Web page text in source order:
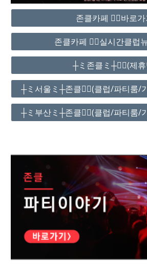
존클카페 ❤️‍🔥바로가
존클카페 ❤️‍🔥실시간클럽
┼ミ존클ミ┼❤️‍🔥(제
┼ミ서울ミ┼존클❤️‍🔥(클럽/파티룸/
┼ミ부산ミ┼존클❤️‍🔥(클럽/파티룸/